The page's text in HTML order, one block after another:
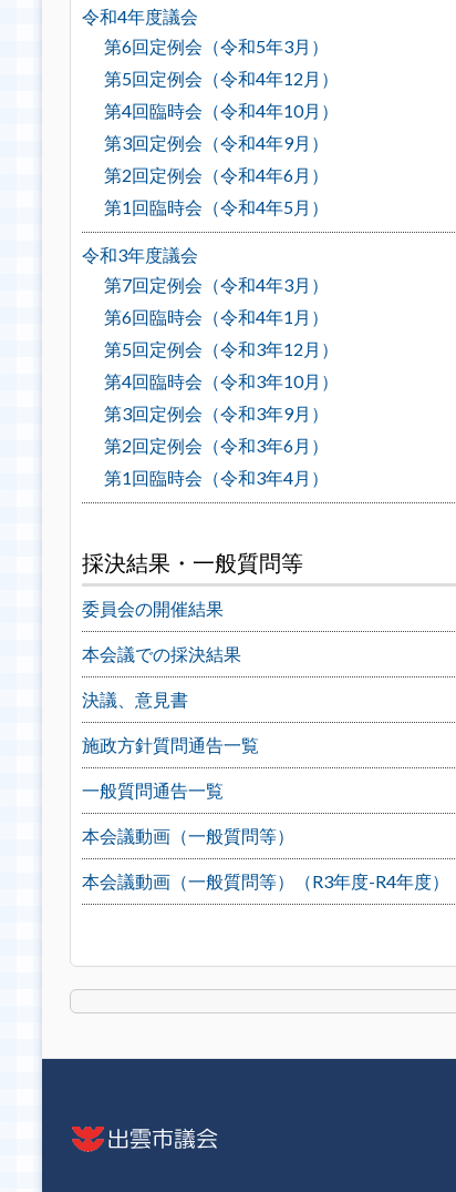
令和4年度議会
第6回定例会（令和5年3月）
第5回定例会（令和4年12月）
第4回臨時会（令和4年10月）
第3回定例会（令和4年9月）
第2回定例会（令和4年6月）
第1回臨時会（令和4年5月）
令和3年度議会
第7回定例会（令和4年3月）
第6回臨時会（令和4年1月）
第5回定例会（令和3年12月）
第4回臨時会（令和3年10月）
第3回定例会（令和3年9月）
第2回定例会（令和3年6月）
第1回臨時会（令和3年4月）
採決結果・一般質問等
委員会の開催結果
本会議での採決結果
決議、意見書
施政方針質問通告一覧
一般質問通告一覧
本会議動画（一般質問等）
本会議動画（一般質問等）（R3年度-R4年度）